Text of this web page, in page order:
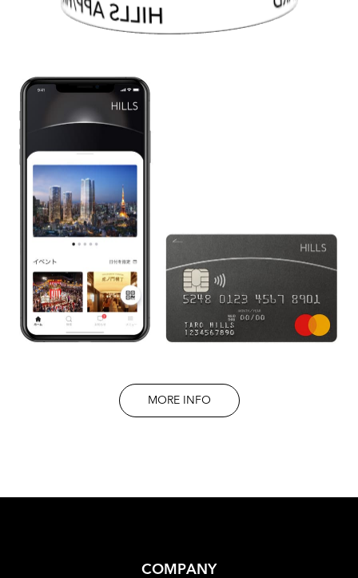
MORE INFO
COMPANY